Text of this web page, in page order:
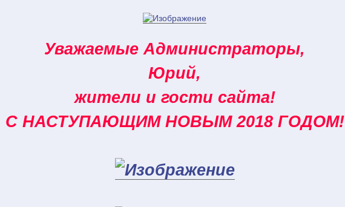
Уважаемые Администраторы,
Юрий,
жители и гости сайта!
С НАСТУПАЮЩИМ НОВЫМ 2018 ГОДОМ!